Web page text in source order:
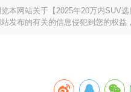
览本网站关于【2025年20万内
发布的有关的信息侵犯到您的权益